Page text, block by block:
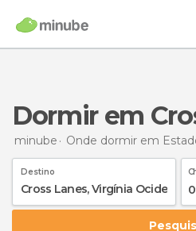
Dormir em
minube Onde dormir em
Destino